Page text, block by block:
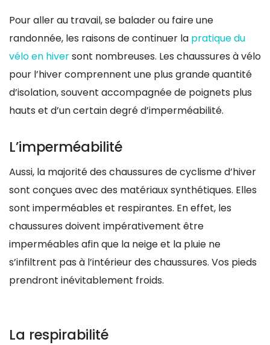
Pour aller au travail, se balader ou faire une
randonnée, les raisons de continuer la pratique du
vélo en hiversont nombreuses. Les chaussures à vélo
pour l’hiver comprennent une plus grande quantité
d’isolation, souvent accompagnée de poignets plus
hauts et d’un certain degré d’imperméabilité.
L’imperméabilité
Aussi, la majorité des chaussures de cyclisme d’hiver
sont conçues avec des matériaux synthétiques. Elles
sont imperméables et respirantes. En effet, les
chaussures doivent impérativement être
imperméables afin que la neige et la pluie ne
s’infiltrent pas à l’intérieur des chaussures. Vos pieds
prendront inévitablement froids.
La respirabilité